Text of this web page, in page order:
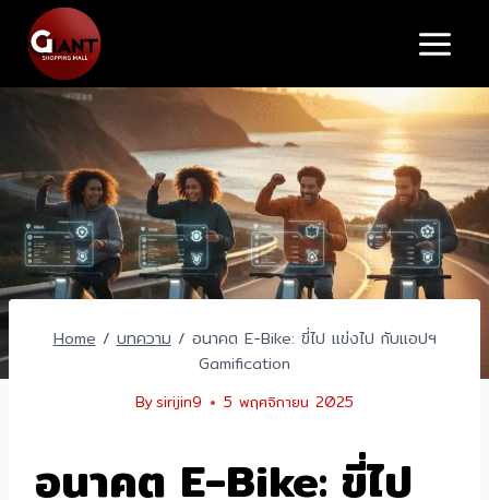
content
Home / บทความ / อนาคต E-Bike: ขี่ไป แข่งไป กับแอปฯ
Gamification
Bysirijin9 5 พฤศจิกายน 2025
อนาคต E-Bike: ขี่ไป